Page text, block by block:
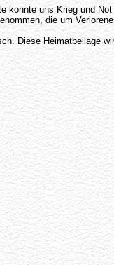
uns Krieg und
die um
Diese Heimatbeilage